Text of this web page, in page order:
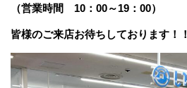
（営業時間 10：00～19：00）
皆様のご来店お待ちしております！！